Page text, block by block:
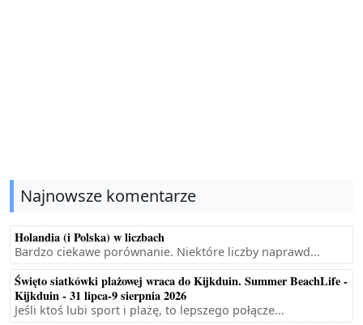
Najnowsze komentarze
Holandia (i Polska) w liczbach
Bardzo ciekawe porównanie. Niektóre liczby naprawd...
Święto siatkówki plażowej wraca do Kijkduin. Summer BeachLife -
Kijkduin - 31 lipca-9 sierpnia 2026
Jeśli ktoś lubi sport i plażę, to lepszego połącze...